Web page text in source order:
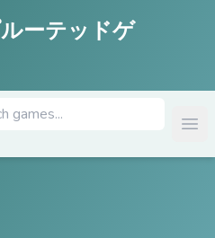
ーテッドゲ
索